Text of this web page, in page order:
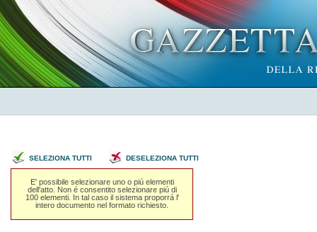
SELEZIONA TUTTI DESELEZIONA TUTTI
E' possibile selezionare uno o piú elementi
dell'atto. Non é consentito selezionare piú di
100 elementi. In tal caso il sistema proporrá l'
intero documento nel formato richiesto.